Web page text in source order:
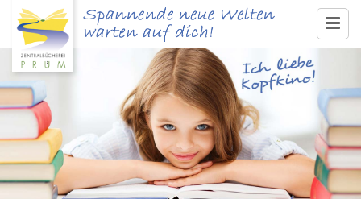
www.buecherei-pruem.de
Medienangebot & Recherche
Ausleihe
Service